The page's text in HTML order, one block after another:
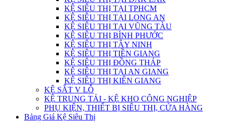
KỆ SIÊU THỊ TẠI TPHCM
KỆ SIÊU THỊ TẠI LONG AN
KỆ SIÊU THỊ TẠI VŨNG TÀU
KỆ SIÊU THỊ BÌNH PHƯỚC
KỆ SIÊU THỊ TÂY NINH
KỆ SIÊU THỊ TIỀN GIANG
KỆ SIÊU THỊ ĐỒNG THÁP
KỆ SIÊU THỊ TẠI AN GIANG
KỆ SIÊU THỊ KIÊN GIANG
KỆ SẮT V LỖ
KỆ TRUNG TẢI - KỆ KHO CÔNG NGHIỆP
PHỤ KIỆN, THIẾT BỊ SIÊU THỊ, CỬA HÀNG
Bảng Giá Kệ Siêu Thị